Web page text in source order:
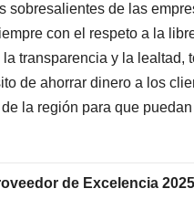
sobresalientes de las
con el respeto a la
transparencia y la lealtad,
de ahorrar dinero a los
la región para que
de Excelencia 2025